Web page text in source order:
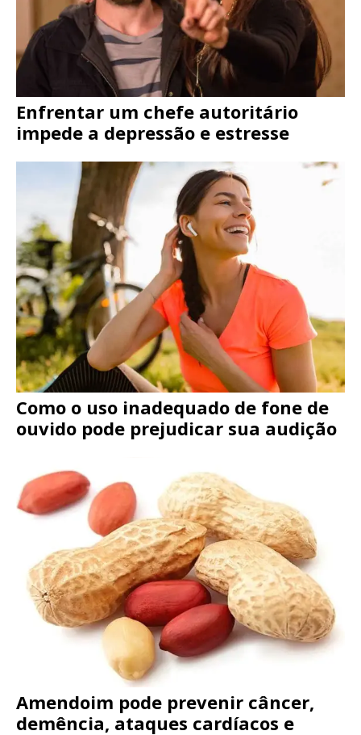
Enfrentar um chefe autoritário
impede a depressão e estresse
Como o uso inadequado de fone de
ouvido pode prejudicar sua audição
Amendoim pode prevenir câncer,
demência, ataques cardíacos e